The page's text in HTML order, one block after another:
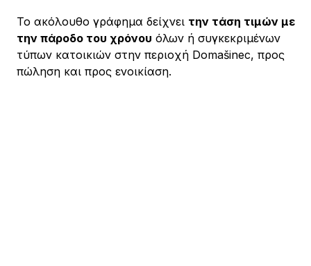
Το ακόλουθο γράφημα δείχνει την τάση τιμών με
την πάροδο του χρόνου όλων ή συγκεκριμένων
τύπων κατοικιών στην περιοχή Domašinec, προς
πώληση και προς ενοικίαση.